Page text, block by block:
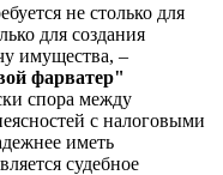
не столько для
для создания
имущества, –
фарватер"
спора между
с налоговыми
иметь
судебное